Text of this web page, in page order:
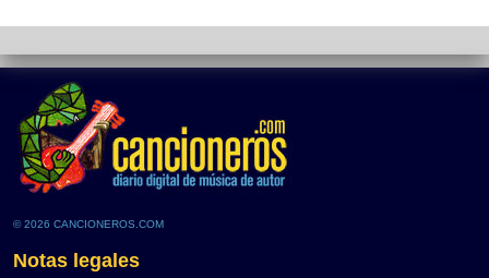
© 2026 CANCIONEROS.COM
Notas legales